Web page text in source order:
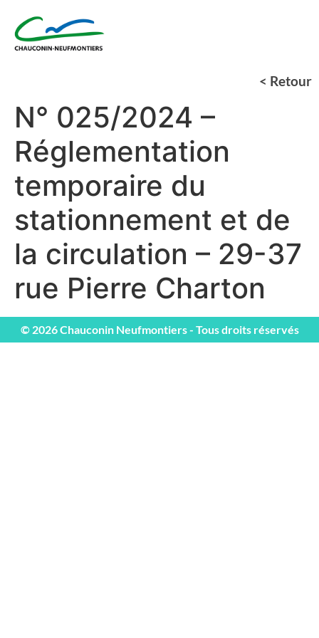
< Retour
N° 025/2024 –
Réglementation
temporaire du
stationnement et de
la circulation – 29-37
rue Pierre Charton
© 2026 Chauconin Neufmontiers - Tous droits réservés